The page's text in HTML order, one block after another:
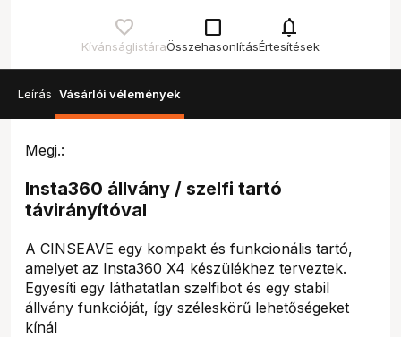
Kívánságlistára
check_box_outline_blank
Összehasonlítás
notifications
Értesítések
Leírás Vásárlói vélemények
Megj.:
Insta360 állvány / szelfi tartó
távirányítóval
A CINSEAVE egy kompakt és funkcionális tartó,
amelyet az Insta360 X4 készülékhez terveztek.
Egyesíti egy láthatatlan szelfibot és egy stabil
állvány funkcióját, így széleskörű lehetőségeket
kínál